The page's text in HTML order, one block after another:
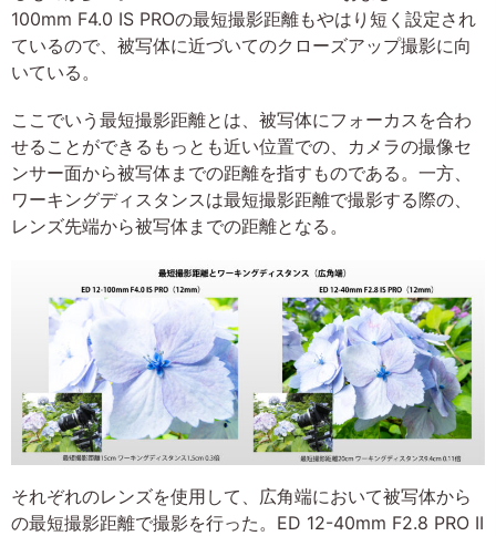
100mm F4.0 IS PROの最短撮影距離もやはり短く設定され
ているので、被写体に近づいてのクローズアップ撮影に向
いている。
ここでいう最短撮影距離とは、被写体にフォーカスを合わ
せることができるもっとも近い位置での、カメラの撮像セ
ンサー面から被写体までの距離を指すものである。一方、
ワーキングディスタンスは最短撮影距離で撮影する際の、
レンズ先端から被写体までの距離となる。
それぞれのレンズを使用して、広角端において被写体から
の最短撮影距離で撮影を行った。ED 12-40mm F2.8 PRO II